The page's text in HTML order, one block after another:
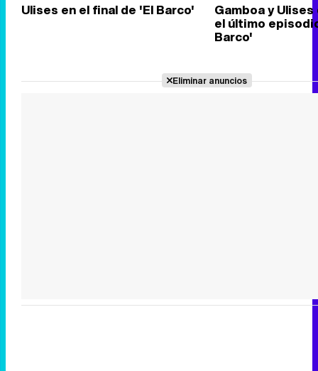
Ulises en el final de 'El Barco' Gamboa y
el último
Barco'
Eliminar anuncios